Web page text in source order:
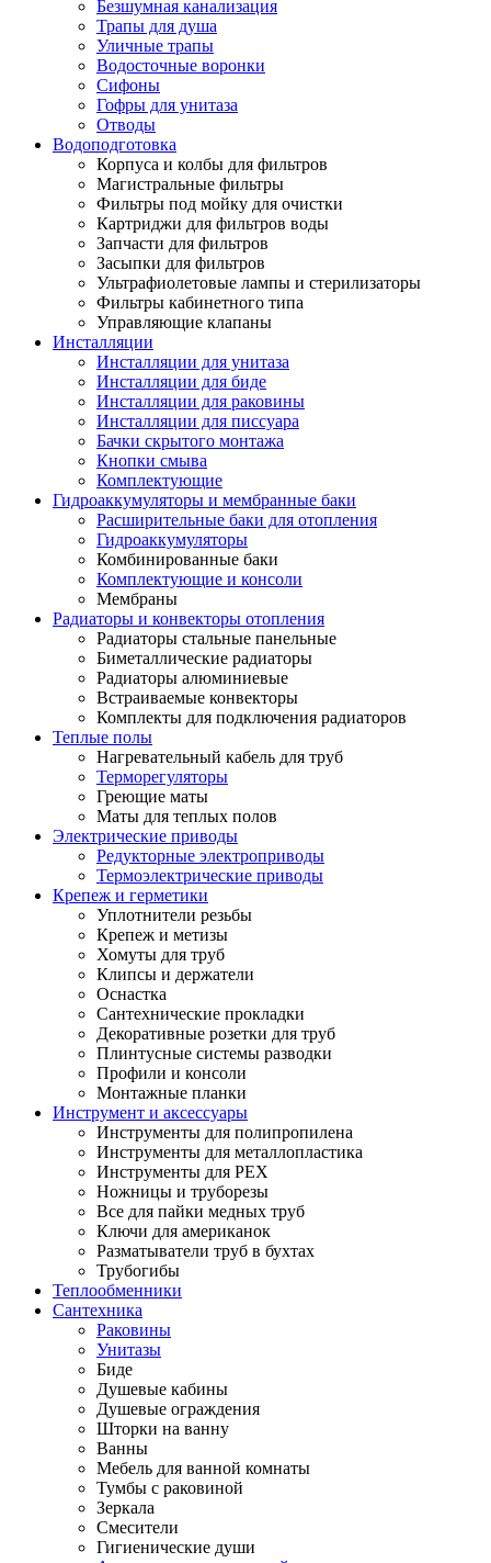
Безшумная канализация
Трапы для душа
Уличные трапы
Водосточные воронки
Сифоны
Гофры для унитаза
Отводы
Водоподготовка
Корпуса и колбы для фильтров
Магистральные фильтры
Фильтры под мойку для очистки
Картриджи для фильтров воды
Запчасти для фильтров
Засыпки для фильтров
Ультрафиолетовые лампы и стерилизаторы
Фильтры кабинетного типа
Управляющие клапаны
Инсталляции
Инсталляции для унитаза
Инсталляции для биде
Инсталляции для раковины
Инсталляции для писсуара
Бачки скрытого монтажа
Кнопки смыва
Комплектующие
Гидроаккумуляторы и мембранные баки
Расширительные баки для отопления
Гидроаккумуляторы
Комбинированные баки
Комплектующие и консоли
Мембраны
Радиаторы и конвекторы отопления
Радиаторы стальные панельные
Биметаллические радиаторы
Радиаторы алюминиевые
Встраиваемые конвекторы
Комплекты для подключения радиаторов
Теплые полы
Нагревательный кабель для труб
Терморегуляторы
Греющие маты
Маты для теплых полов
Электрические приводы
Редукторные электроприводы
Термоэлектрические приводы
Крепеж и герметики
Уплотнители резьбы
Крепеж и метизы
Хомуты для труб
Клипсы и держатели
Оснастка
Сантехнические прокладки
Декоративные розетки для труб
Плинтусные системы разводки
Профили и консоли
Монтажные планки
Инструмент и аксессуары
Инструменты для полипропилена
Инструменты для металлопластика
Инструменты для PEX
Ножницы и труборезы
Все для пайки медных труб
Ключи для американок
Разматыватели труб в бухтах
Трубогибы
Теплообменники
Сантехника
Раковины
Унитазы
Биде
Душевые кабины
Душевые ограждения
Шторки на ванну
Ванны
Мебель для ванной комнаты
Тумбы с раковиной
Зеркала
Смесители
Гигиенические души